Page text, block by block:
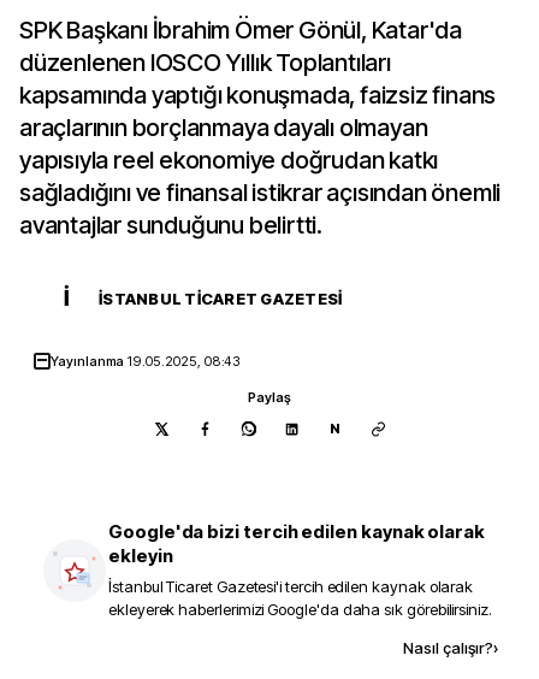
SPK Başkanı İbrahim Ömer Gönül, Katar'da
düzenlenen IOSCO Yıllık Toplantıları
kapsamında yaptığı konuşmada, faizsiz finans
araçlarının borçlanmaya dayalı olmayan
yapısıyla reel ekonomiye doğrudan katkı
sağladığını ve finansal istikrar açısından önemli
avantajlar sunduğunu belirtti.
İ İSTANBUL TICARET GAZETESI
Yayınlanma 19.05.2025, 08:43
Paylaş
N
Google'da bizi tercih edilen kaynak olarak
ekleyin
İstanbul Ticaret Gazetesi'i tercih edilen kaynak olarak
ekleyerek haberlerimizi Google'da daha sık görebilirsiniz.
Nasıl çalışır?›